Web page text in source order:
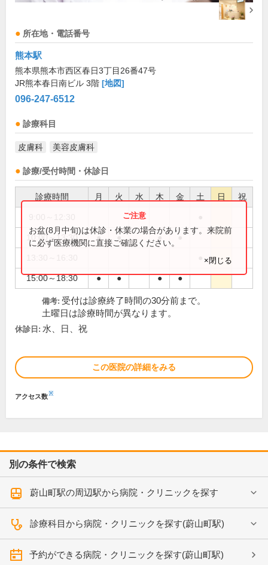
所在地・電話番号
熊本駅
熊本県熊本市西区春日3丁目26番47号
JR熊本春日南ビル 3階 [地図]
096-247-6512
診療科目
皮膚科 美容皮膚科
診療/受付時間・休診日
診療時間 月 火 水 木 金 土 日 祝
10:00～13:30 ● ● ● ●
15:00～18:30 ● ● ● ●
お盆(8月中旬)は休診・休業の場合があります。来院前
に必ず医療機関に直接ご確認ください。
×閉じる
備考: 受付は診療終了時間の30分前まで。
土曜日は診療時間が異なります。
休診日: 水、日、祝
この医院の詳細をみる
アクセス数※
別の条件で検索
蔚山町駅の周辺駅から病院・クリニックを探す
診療科目から病院・クリニックを探す(蔚山町駅)
予約ができる病院・クリニックを探す(蔚山町駅)